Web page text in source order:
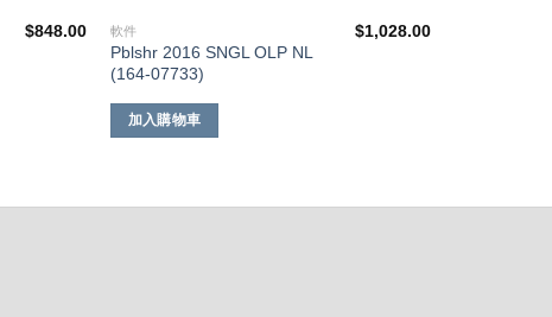
$848.00 軟件
Pblshr 2016 SNGL OLP NL
(164-07733)
$1,028.00
加入購物車